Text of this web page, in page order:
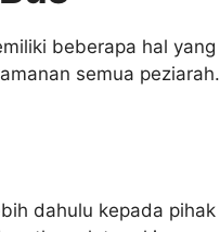
beberapa hal yang
semua peziarah.
dahulu kepada pihak